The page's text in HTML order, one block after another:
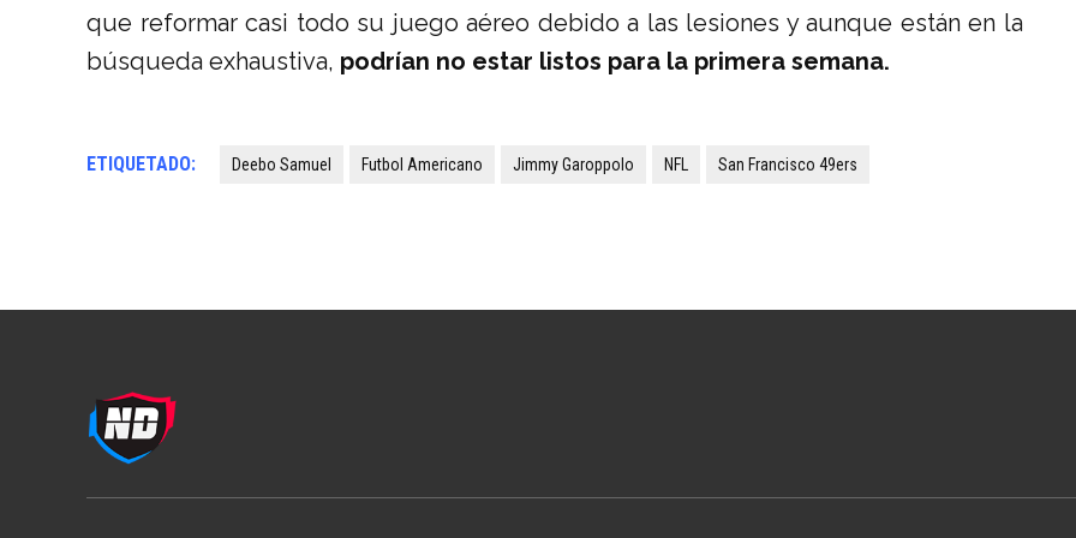
que reformar casi todo su juego aéreo debido a las lesiones y aunque están en la
búsqueda exhaustiva, podrían no estar listos para la primera semana.
ETIQUETADO: Deebo Samuel Futbol Americano Jimmy Garoppolo NFL San Francisco 49ers